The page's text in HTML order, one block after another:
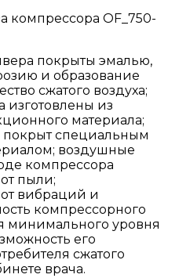
OF_750-
покрыты эмалью,
и образование
сжатого воздуха;
из
материала;
специальным
воздушные
компрессора
пыли;
от вибраций и
компрессорного
минимального уровня
его
сжатого
врача.